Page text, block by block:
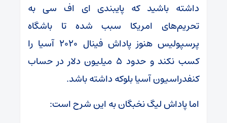
داشته باشید که پایبندی ای اف سی به
تحریم‌های امریکا سبب شده تا باشگاه
پرسپولیس هنوز پاداش فینال ۲۰۲۰ آسیا را
کسب نکند و حدود ۵ میلیون دلار در حساب
کنفدراسیون آسیا بلوکه داشته باشد.
اما پاداش لیگ نخبگان به این شرح است: